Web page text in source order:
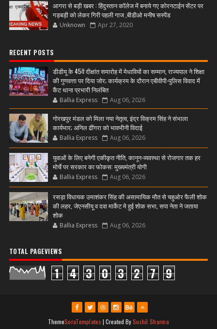
आगरा से बड़ी खबर : हिंदुस्तान कॉलेज में बनाये गए कोरनटाईन सेंटर पर
गड़बड़ी को लेकर गिरी पहली गाज ,बीडीओ मनीष सस्पेंड
Unknown Apr 27, 2020
RECENT POSTS
डीडीयू के 45वें दीक्षांत समारोह में मेधावियों का सम्मान, राज्यपाल ने शिक्षा
की गुणवत्ता पर दिया जोर; कार्यक्रम के दौरान एबीवीपी-पुलिस विवाद में
कैंट थाना प्रभारी निलंबित
Ballia Express Aug 06, 2026
गोरखपुर मंडल को मिला नया नेतृत्व, इंद्र विक्रम सिंह ने संभाला
कार्यभार; अनिल ढींगरा को भावभीनी विदाई
Ballia Express Aug 06, 2026
युवाओं के लिए बनेगी एकीकृत नीति, कानून-व्यवस्था से रोजगार तक हर
मोर्चे पर सरकार का फोकस: मुख्यमंत्री योगी
Ballia Express Aug 06, 2026
रसड़ा विधायक उमाशंकर सिंह की असामायिक मौत से चहुओर फैली शोक
की लहर, जेएनसीयू व दवा मार्केट मे हुई शोक सभा, सपा नेता ने जताया
शोक
Ballia Express Aug 06, 2026
TOTAL PAGEVIEWS
1 4 3 0 3 2 7 9
ThemeSoraTemplates | Created BySushil Sharma